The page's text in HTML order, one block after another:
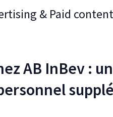
& Paid content
AB InBev :